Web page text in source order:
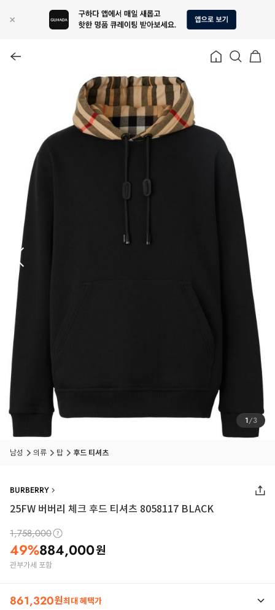
1/3
남성 의류 탑 후드 티셔츠
BURBERRY
25FW 버버리 체크 후드 티셔츠 8058117 BLACK
1,758,000
49%884,000원
관부가세 포함
861,320원최대 혜택가